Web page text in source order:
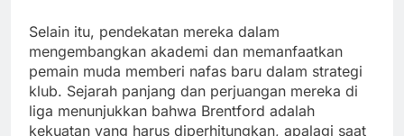
Selain itu, pendekatan mereka dalam
mengembangkan akademi dan memanfaatkan
pemain muda memberi nafas baru dalam strategi
klub. Sejarah panjang dan perjuangan mereka di
liga menunjukkan bahwa Brentford adalah
kekuatan yang harus diperhitungkan, apalagi saat